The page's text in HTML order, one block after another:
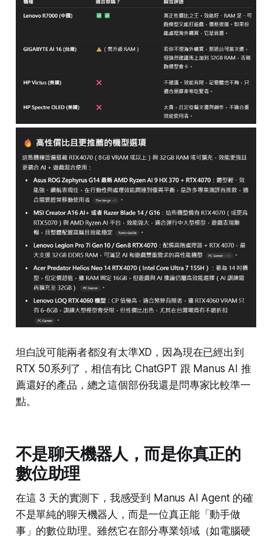
坦白說可能兩者都沒有太準XD，因為現在已經出到
RTX 50系列了，相信有比 ChatGPT 跟 Manus AI 推
薦還好的產品，總之這個部份我還是問專家比較準一
點。
不是聊天機器人，而是你真正的
數位助理
在這 3 天的實測下，我感受到 Manus AI Agent 的確
不是單純的聊天機器人，而是一位真正能「動手做
事」的數位助理。雖然它在部分專業領域（如電腦硬